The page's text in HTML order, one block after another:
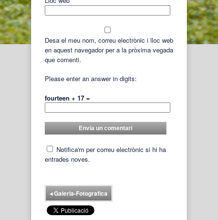
Desa el meu nom, correu electrònic i lloc web
en aquest navegador per a la pròxima vegada
que comenti.
Please enter an answer in digits:
fourteen + 17 =
Notifica'm per correu electrònic si hi ha
entrades noves.
◂Galeria-Fotografica